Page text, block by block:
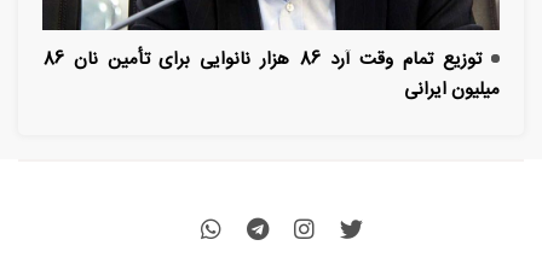
توزیع تمام وقت آرد 86 هزار نانوایی برای تأمین نان 86
میلیون ایرانی